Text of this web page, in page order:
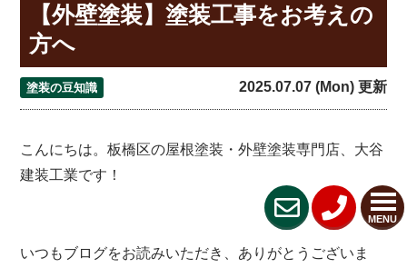
MENU
【外壁塗装】塗装工事をお考えの
方へ
塗装の豆知識 2025.07.07 (Mon) 更新
こんにちは。板橋区の屋根塗装・外壁塗装専門店、大谷
建装工業です！
いつもブログをお読みいただき、ありがとうございま